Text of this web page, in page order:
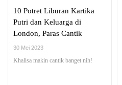
10 Potret Liburan Kartika
Putri dan Keluarga di
London, Paras Cantik
Khalisa Sukses Curi
30 Mei 2023
Khalisa makin cantik banget nih!